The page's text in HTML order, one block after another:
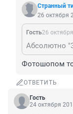
Странный
26 октября
Гость26
Фотошопом
ОТВЕТИТЬ
Гость
24 октября